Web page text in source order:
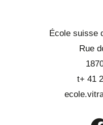
École suisse
Rue
t+ 41